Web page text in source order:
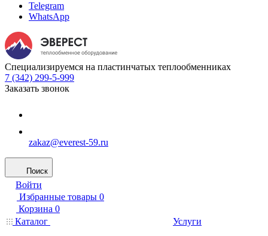
Telegram
WhatsApp
Специализируемся на пластинчатых теплообменниках
7 (342) 299-5-999
Заказать звонок
zakaz@everest-59.ru
Поиск
Войти
Избранные товары 0
Корзина 0
Каталог
Услуги